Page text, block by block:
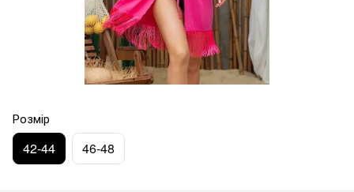
Розмір
42-44 46-48